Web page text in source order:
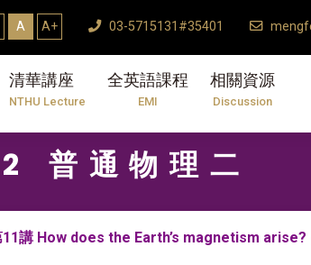
A A+ 03-5715131#35401
清華講座
NTHU Lecture
全英語課程
EMI
相關資源
Discussion
普通物理二
11講 How does the Earth’s magnetism arise?